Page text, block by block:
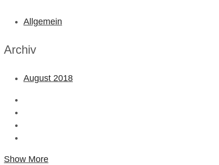
Allgemein
Archiv
August 2018
Show More